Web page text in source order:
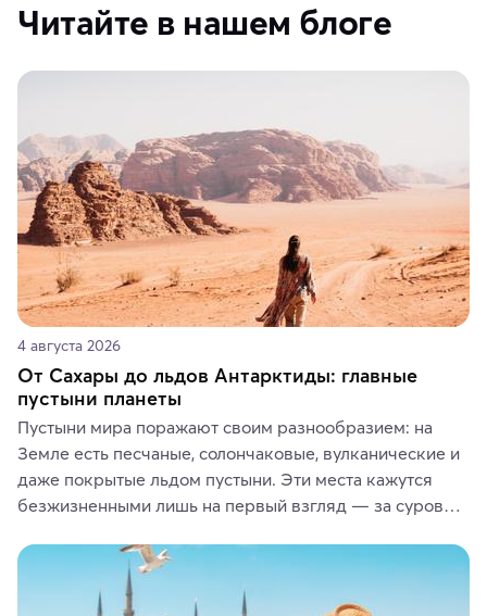
Читайте в нашем блоге
4 августа 2026
От Сахары до льдов Антарктиды: главные
пустыни планеты
Пустыни мира поражают своим разнообразием: на
Земле есть песчаные, солончаковые, вулканические и
даже покрытые льдом пустыни. Эти места кажутся
безжизненными лишь на первый взгляд — за суровой
животные и маршруты, которые дарят одни из самых
ярких впечатлений от путешествий.